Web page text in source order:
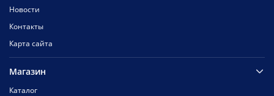
Новости
Контакты
Карта сайта
Магазин
Каталог